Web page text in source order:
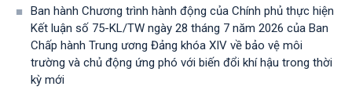
Ban hành Chương trình hành động của Chính phủ thực hiện
Kết luận số 75-KL/TW ngày 28 tháng 7 năm 2026 của Ban
Chấp hành Trung ương Đảng khóa XIV về bảo vệ môi
trường và chủ động ứng phó với biến đổi khí hậu trong thời
kỳ mới